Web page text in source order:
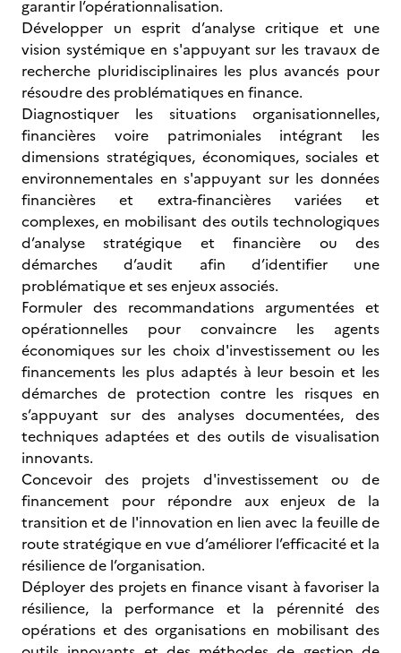
garantir l’opérationnalisation.
Développer un esprit d’analyse critique et une
vision systémique en s'appuyant sur les travaux de
recherche pluridisciplinaires les plus avancés pour
résoudre des problématiques en finance.
Diagnostiquer les situations organisationnelles,
financières voire patrimoniales intégrant les
dimensions stratégiques, économiques, sociales et
environnementales en s'appuyant sur les données
financières et extra-financières variées et
complexes, en mobilisant des outils technologiques
d’analyse stratégique et financière ou des
démarches d’audit afin d’identifier une
problématique et ses enjeux associés.
Formuler des recommandations argumentées et
opérationnelles pour convaincre les agents
économiques sur les choix d'investissement ou les
financements les plus adaptés à leur besoin et les
démarches de protection contre les risques en
s’appuyant sur des analyses documentées, des
techniques adaptées et des outils de visualisation
innovants.
Concevoir des projets d'investissement ou de
financement pour répondre aux enjeux de la
transition et de l'innovation en lien avec la feuille de
route stratégique en vue d’améliorer l’efficacité et la
résilience de l’organisation.
Déployer des projets en finance visant à favoriser la
résilience, la performance et la pérennité des
opérations et des organisations en mobilisant des